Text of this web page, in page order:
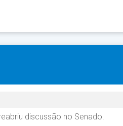
discussão no Senado.